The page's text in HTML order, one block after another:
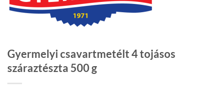
Gyermelyi csavartmetélt 4 tojásos
száraztészta 500 g